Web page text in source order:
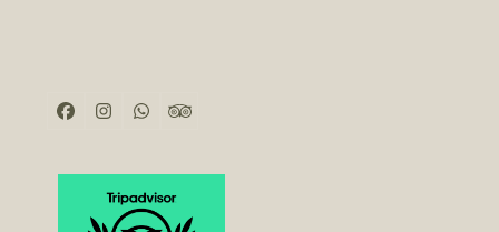
Facebook
Instagram
WhatsappTripadvisor